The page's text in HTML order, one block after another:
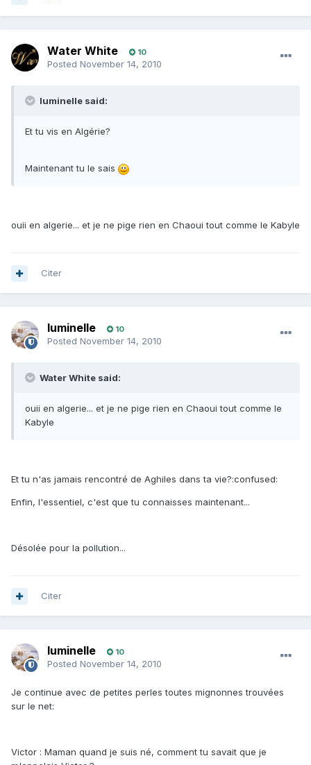
Water White 10
Posted November 14, 2010
luminelle said:
Et tu vis en Algérie?
Maintenant tu le sais
ouii en algerie... et je ne pige rien en Chaoui tout comme le Kabyle
Citer
luminelle 10
Posted November 14, 2010
Water White said:
ouii en algerie... et je ne pige rien en Chaoui tout comme le
Kabyle
Et tu n'as jamais rencontré de Aghiles dans ta vie?:confused:
Enfin, l'essentiel, c'est que tu connaisses maintenant...
Désolée pour la pollution...
Citer
luminelle 10
Posted November 14, 2010
Je continue avec de petites perles toutes mignonnes trouvées
sur le net:
Victor : Maman quand je suis né, comment tu savait que je